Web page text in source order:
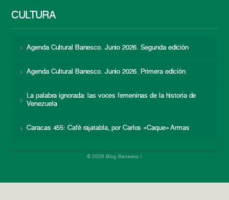
CULTURA
Agenda Cultural Banesco. Junio 2026. Segunda edición
Agenda Cultural Banesco. Junio 2026. Primera edición
La palabra ignorada: las voces femeninas de la historia de
Venezuela
Caracas 455: Café rajatabla, por Carlos «Caque» Armas
© 2026 Blog Banesco |